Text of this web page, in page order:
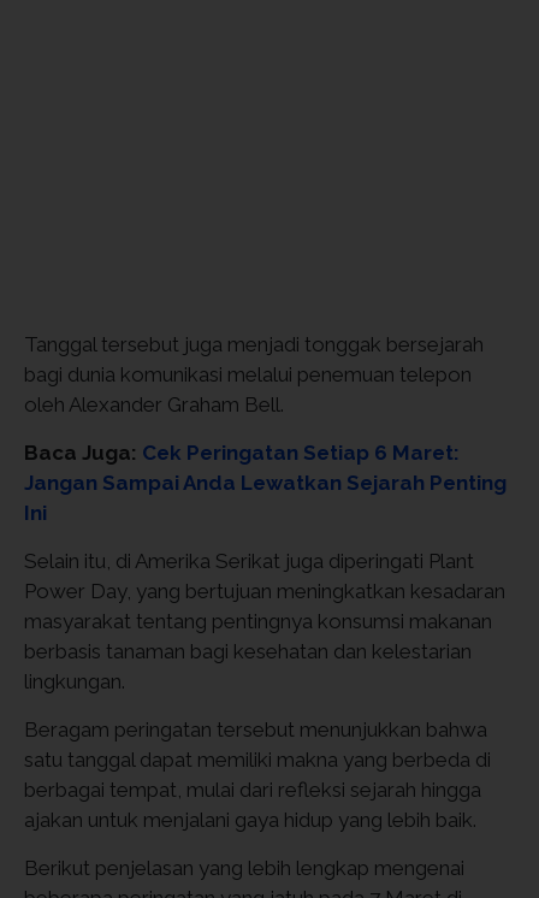
Tanggal tersebut juga menjadi tonggak bersejarah
bagi dunia komunikasi melalui penemuan telepon
oleh Alexander Graham Bell.
Baca Juga: Cek Peringatan Setiap 6 Maret:
Jangan Sampai Anda Lewatkan Sejarah Penting
Ini
Selain itu, di Amerika Serikat juga diperingati Plant
Power Day, yang bertujuan meningkatkan kesadaran
masyarakat tentang pentingnya konsumsi makanan
berbasis tanaman bagi kesehatan dan kelestarian
lingkungan.
Beragam peringatan tersebut menunjukkan bahwa
satu tanggal dapat memiliki makna yang berbeda di
berbagai tempat, mulai dari refleksi sejarah hingga
ajakan untuk menjalani gaya hidup yang lebih baik.
Berikut penjelasan yang lebih lengkap mengenai